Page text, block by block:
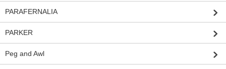
PARAFERNALIA
PARKER
Peg and Awl